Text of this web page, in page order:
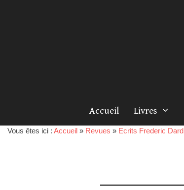
Accueil Livres
Vous êtes ici : Accueil » Revues » Ecrits Frederic Dard